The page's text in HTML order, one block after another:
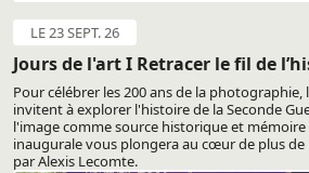
LE 23 SEPT. 26
Jours de l'art I Retracer le fil de
Pour célébrer les 200 ans de la photographie,
invitent à explorer l'histoire de la Seconde
l'image comme source historique et mémoire
inaugurale vous plongera au cœur de plus de
par Alexis Lecomte.